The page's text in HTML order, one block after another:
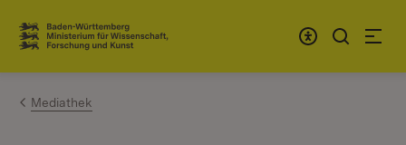
Zum Inhalt springen
Link zur Startseite
Mediathek